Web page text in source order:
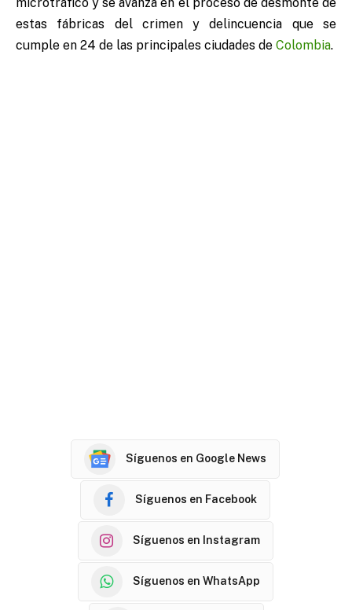
estas fábricas del crimen y delincuencia que se
cumple en 24 de las principales ciudades de Colombia.
Síguenos en Google News
Síguenos en Facebook
Síguenos en Instagram
Síguenos en WhatsApp